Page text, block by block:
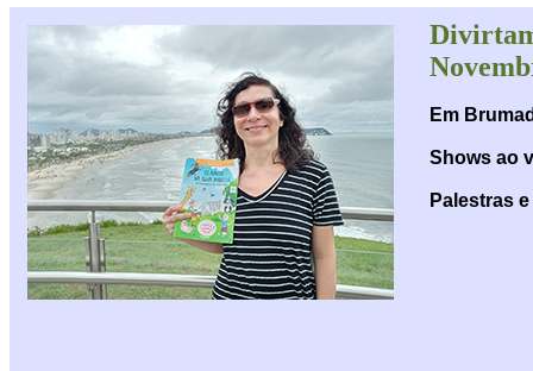
Em
Shows ao
Palestras